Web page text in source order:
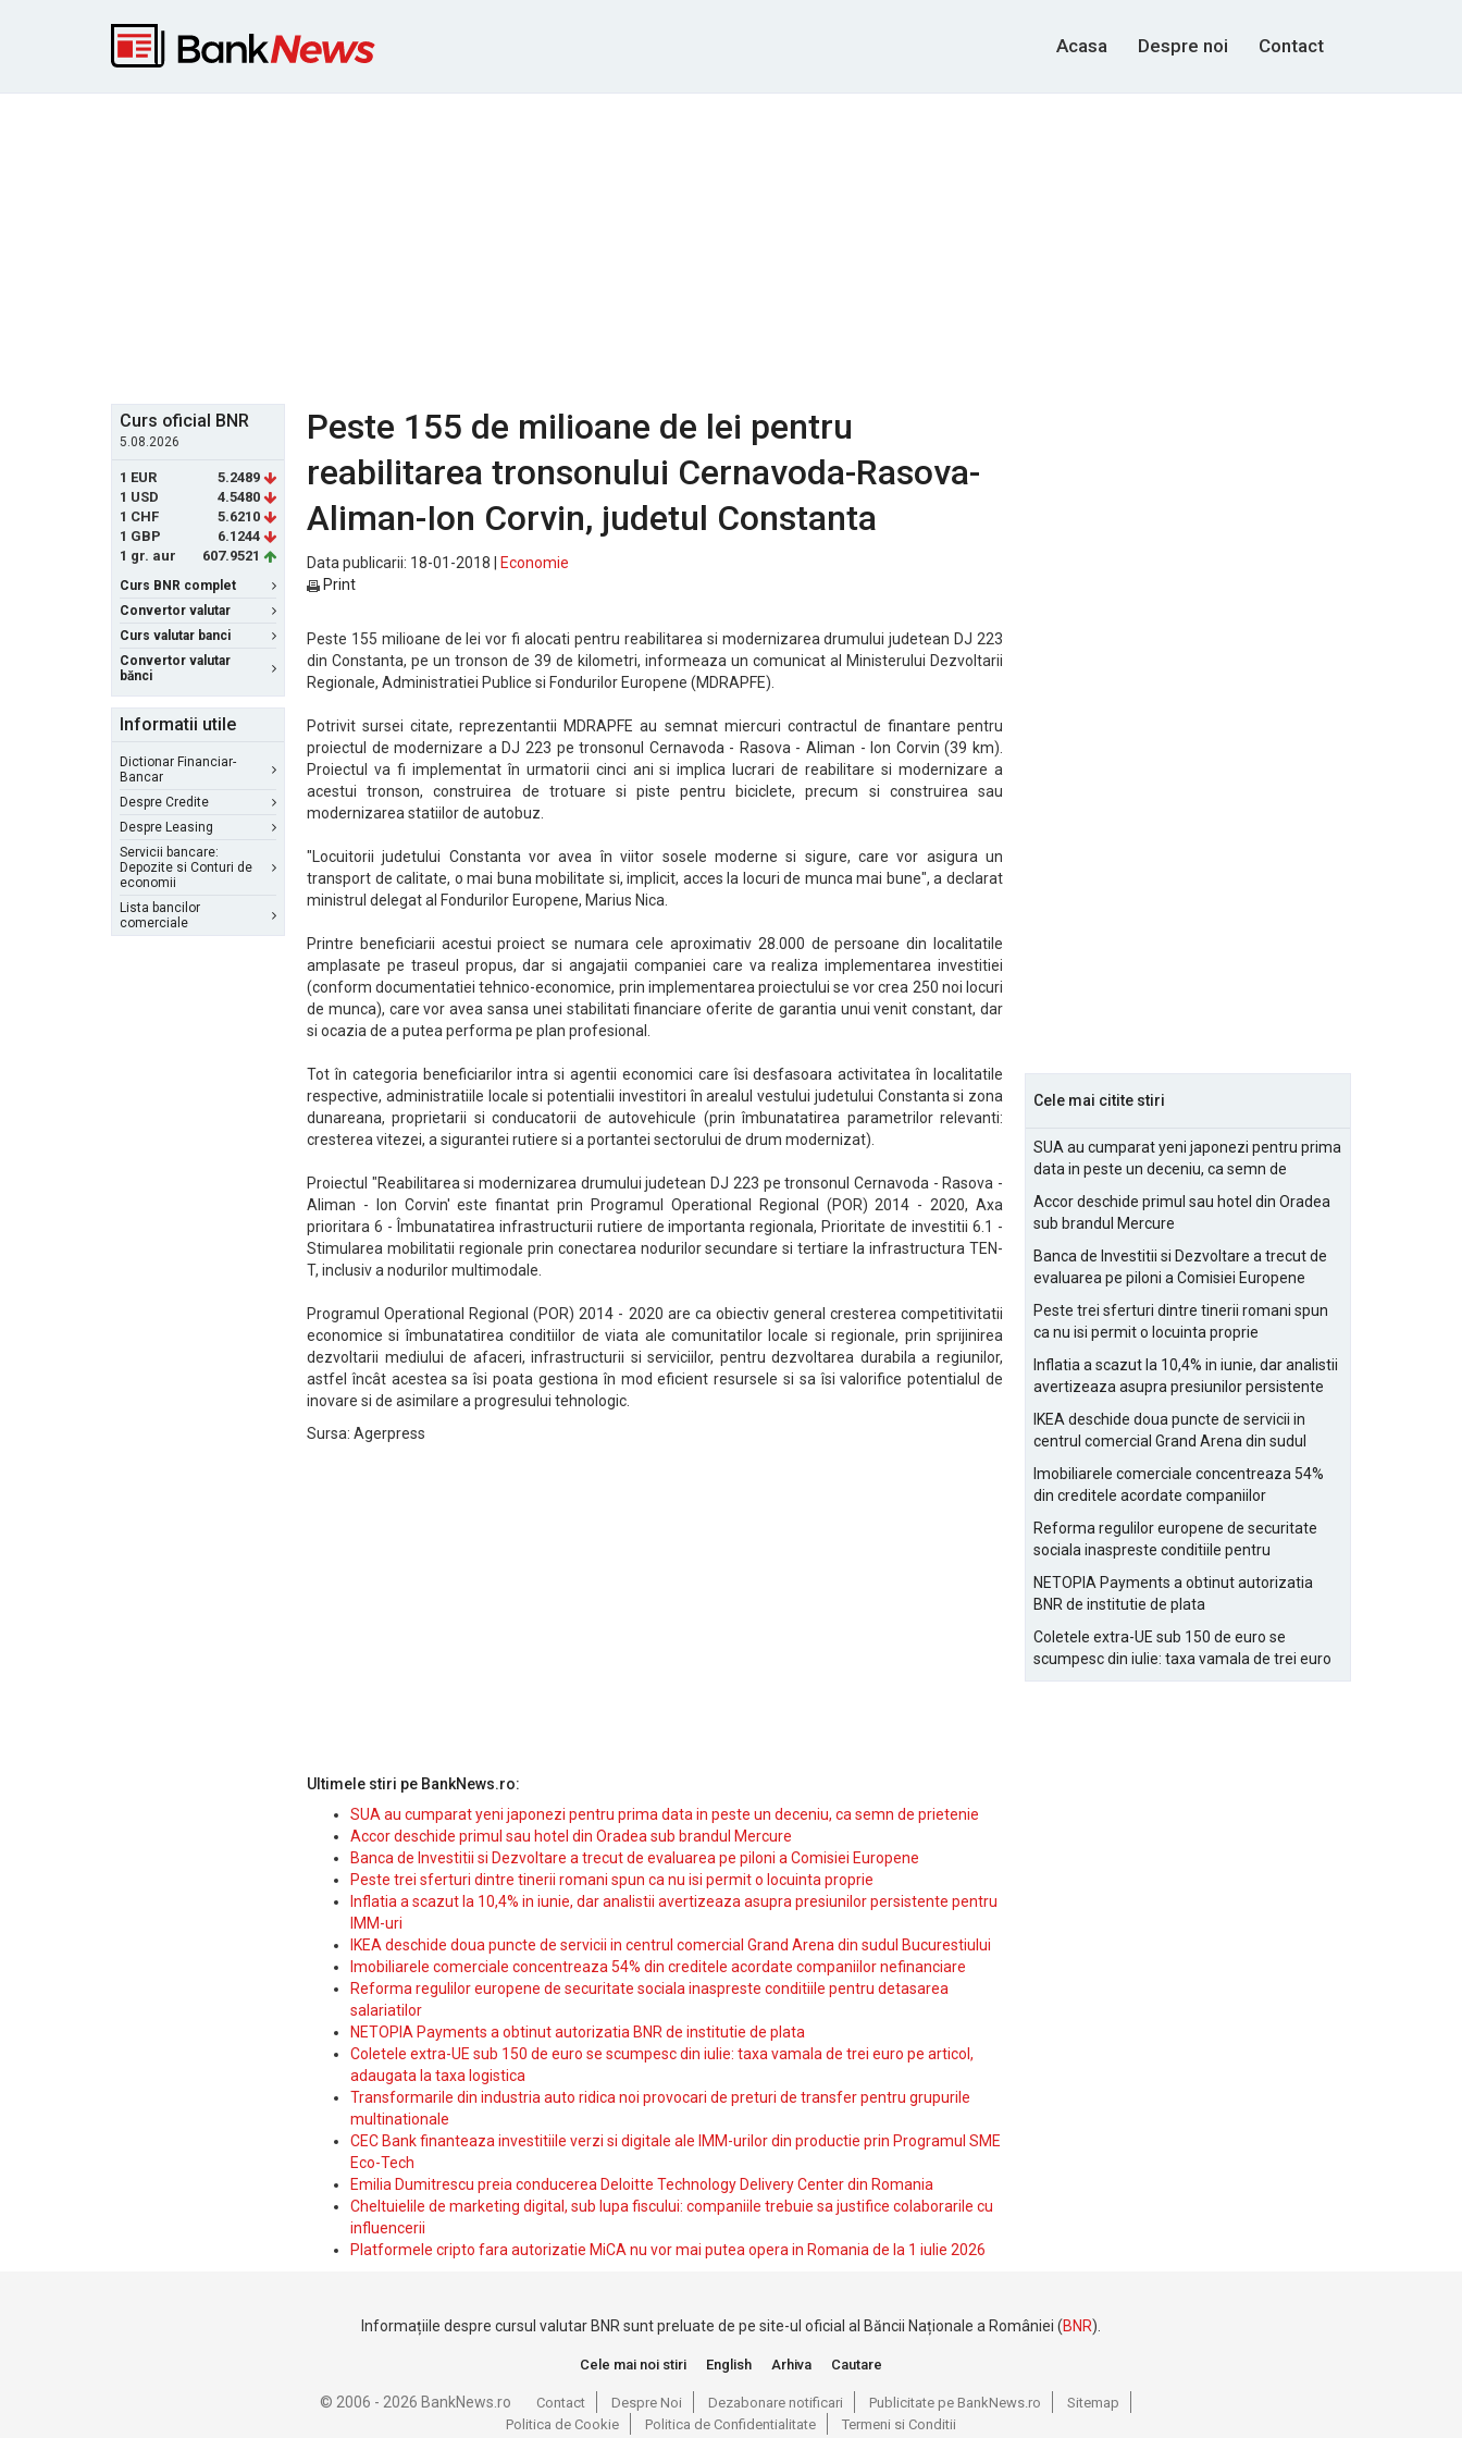
Acasa Despre noi Contact
Curs oficial BNR
5.08.2026
1 EUR
5.2489
1 USD
4.5480
1 CHF
5.6210
1 GBP
6.1244
1 gr. aur
607.9521
Curs BNR complet
Convertor valutar
Curs valutar banci
Convertor valutar
bănci
Informatii utile
Dictionar Financiar-
Bancar
Despre Credite
Despre Leasing
Servicii bancare:
Depozite si Conturi de
economii
Lista bancilor
comerciale
Peste 155 de milioane de lei pentru
reabilitarea tronsonului Cernavoda-Rasova-
Aliman-Ion Corvin, judetul Constanta
Data publicarii: 18-01-2018 |
Economie
Print
Peste 155 milioane de lei vor fi alocati pentru reabilitarea si modernizarea drumului judetean DJ 223
din Constanta, pe un tronson de 39 de kilometri, informeaza un comunicat al Ministerului Dezvoltarii
Regionale, Administratiei Publice si Fondurilor Europene (MDRAPFE).
Potrivit sursei citate, reprezentantii MDRAPFE au semnat miercuri contractul de finantare pentru
proiectul de modernizare a DJ 223 pe tronsonul Cernavoda - Rasova - Aliman - Ion Corvin (39 km).
Proiectul va fi implementat în urmatorii cinci ani si implica lucrari de reabilitare si modernizare a
acestui tronson, construirea de trotuare si piste pentru biciclete, precum si construirea sau
modernizarea statiilor de autobuz.
"Locuitorii judetului Constanta vor avea în viitor sosele moderne si sigure, care vor asigura un
transport de calitate, o mai buna mobilitate si, implicit, acces la locuri de munca mai bune", a declarat
ministrul delegat al Fondurilor Europene, Marius Nica.
Printre beneficiarii acestui proiect se numara cele aproximativ 28.000 de persoane din localitatile
amplasate pe traseul propus, dar si angajatii companiei care va realiza implementarea investitiei
(conform documentatiei tehnico-economice, prin implementarea proiectului se vor crea 250 noi locuri
de munca), care vor avea sansa unei stabilitati financiare oferite de garantia unui venit constant, dar
si ocazia de a putea performa pe plan profesional.
Tot în categoria beneficiarilor intra si agentii economici care îsi desfasoara activitatea în localitatile
respective, administratiile locale si potentialii investitori în arealul vestului judetului Constanta si zona
dunareana, proprietarii si conducatorii de autovehicule (prin îmbunatatirea parametrilor relevanti:
cresterea vitezei, a sigurantei rutiere si a portantei sectorului de drum modernizat).
Proiectul "Reabilitarea si modernizarea drumului judetean DJ 223 pe tronsonul Cernavoda - Rasova -
Aliman - Ion Corvin' este finantat prin Programul Operational Regional (POR) 2014 - 2020, Axa
prioritara 6 - Îmbunatatirea infrastructurii rutiere de importanta regionala, Prioritate de investitii 6.1 -
Stimularea mobilitatii regionale prin conectarea nodurilor secundare si tertiare la infrastructura TEN-
T, inclusiv a nodurilor multimodale.
Programul Operational Regional (POR) 2014 - 2020 are ca obiectiv general cresterea competitivitatii
economice si îmbunatatirea conditiilor de viata ale comunitatilor locale si regionale, prin sprijinirea
dezvoltarii mediului de afaceri, infrastructurii si serviciilor, pentru dezvoltarea durabila a regiunilor,
astfel încât acestea sa îsi poata gestiona în mod eficient resursele si sa îsi valorifice potentialul de
inovare si de asimilare a progresului tehnologic.
Sursa: Agerpress
Ultimele stiri pe BankNews.ro:
SUA au cumparat yeni japonezi pentru prima data in peste un deceniu, ca semn de prietenie
Accor deschide primul sau hotel din Oradea sub brandul Mercure
Banca de Investitii si Dezvoltare a trecut de evaluarea pe piloni a Comisiei Europene
Peste trei sferturi dintre tinerii romani spun ca nu isi permit o locuinta proprie
Inflatia a scazut la 10,4% in iunie, dar analistii avertizeaza asupra presiunilor persistente pentru
IMM-uri
IKEA deschide doua puncte de servicii in centrul comercial Grand Arena din sudul Bucurestiului
Imobiliarele comerciale concentreaza 54% din creditele acordate companiilor nefinanciare
Reforma regulilor europene de securitate sociala inaspreste conditiile pentru detasarea
salariatilor
NETOPIA Payments a obtinut autorizatia BNR de institutie de plata
Coletele extra-UE sub 150 de euro se scumpesc din iulie: taxa vamala de trei euro pe articol,
adaugata la taxa logistica
Transformarile din industria auto ridica noi provocari de preturi de transfer pentru grupurile
multinationale
CEC Bank finanteaza investitiile verzi si digitale ale IMM-urilor din productie prin Programul SME
Eco-Tech
Emilia Dumitrescu preia conducerea Deloitte Technology Delivery Center din Romania
Cheltuielile de marketing digital, sub lupa fiscului: companiile trebuie sa justifice colaborarile cu
influencerii
Platformele cripto fara autorizatie MiCA nu vor mai putea opera in Romania de la 1 iulie 2026
Cele mai citite stiri
SUA au cumparat yeni japonezi pentru prima
data in peste un deceniu, ca semn de
Accor deschide primul sau hotel din Oradea
sub brandul Mercure
Banca de Investitii si Dezvoltare a trecut de
evaluarea pe piloni a Comisiei Europene
Peste trei sferturi dintre tinerii romani spun
ca nu isi permit o locuinta proprie
Inflatia a scazut la 10,4% in iunie, dar analistii
avertizeaza asupra presiunilor persistente
IKEA deschide doua puncte de servicii in
centrul comercial Grand Arena din sudul
Imobiliarele comerciale concentreaza 54%
din creditele acordate companiilor
Reforma regulilor europene de securitate
sociala inaspreste conditiile pentru
NETOPIA Payments a obtinut autorizatia
BNR de institutie de plata
Coletele extra-UE sub 150 de euro se
scumpesc din iulie: taxa vamala de trei euro
pe articol, adaugata la taxa logistica
Informațiile despre cursul valutar BNR sunt preluate de pe site-ul oficial al Băncii Naționale a României (BNR).
Cele mai noi stiri English Arhiva Cautare
© 2006 - 2026 BankNews.ro Contact Despre Noi Dezabonare notificari Publicitate pe BankNews.ro
Sitemap
Politica de Cookie
Politica de Confidentialitate Termeni si Conditii